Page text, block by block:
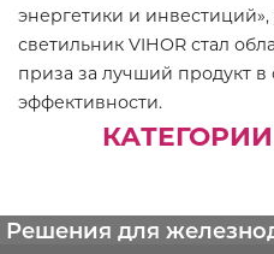
энергетики и
светильник VIHOR стал
приза за лучший продукт в
эффективности.
Решения для